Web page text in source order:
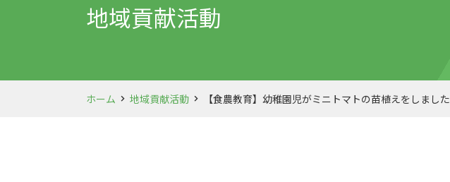
地域貢献活動
ホーム 地域貢献活動 【食農教育】幼稚園児がミニトマトの苗植えをしました